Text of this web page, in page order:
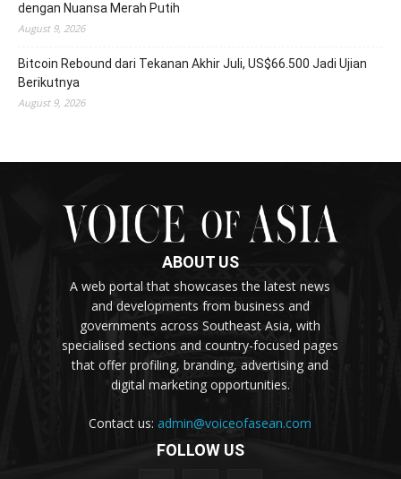
dengan Nuansa Merah Putih
August 9, 2026
Bitcoin Rebound dari Tekanan Akhir Juli, US$66.500 Jadi Ujian
Berikutnya
August 9, 2026
ABOUT US
A web portal that showcases the latest news
and developments from business and
governments across Southeast Asia, with
specialised sections and country-focused pages
that offer profiling, branding, advertising and
digital marketing opportunities.
Contact us:admin@voiceofasean.com
FOLLOW US